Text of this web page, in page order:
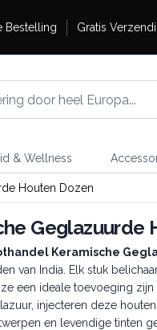
Bestelling Gratis
& Wellness
Houten Dozen
Geglazuurde
Keramische
van India. Elk stuk
een ideale toevoeging zijn
injecteren deze
en levendige tinten